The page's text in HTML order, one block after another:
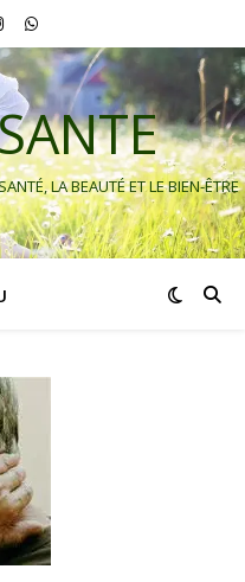
LA BEAUTÉ ET LE BIEN-ÊTRE